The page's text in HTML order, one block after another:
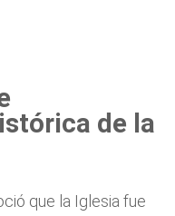
de la
que la Iglesia fue